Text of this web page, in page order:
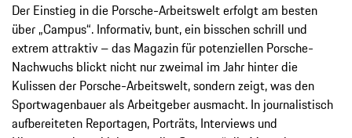
Der Einstieg in die Porsche-Arbeitswelt erfolgt am besten
über „Campus“. Informativ, bunt, ein bisschen schrill und
extrem attraktiv – das Magazin für potenziellen Porsche-
Nachwuchs blickt nicht nur zweimal im Jahr hinter die
Kulissen der Porsche-Arbeitswelt, sondern zeigt, was den
Sportwagenbauer als Arbeitgeber ausmacht. In journalistisch
aufbereiteten Reportagen, Porträts, Interviews und